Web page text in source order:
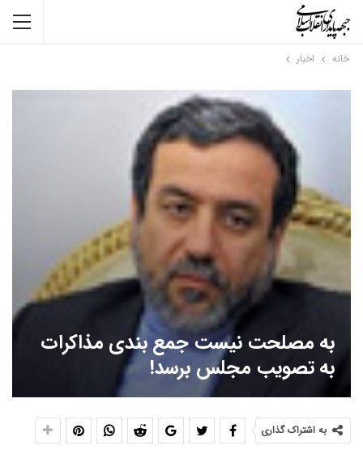
خانه اخبار
به مصلحت نیست جمع بندی مذاکرات
به تصویب مجلس برسد!
به اشتراک گذاری